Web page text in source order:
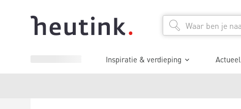
Inspiratie & verdieping Actueel